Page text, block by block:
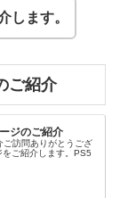
します。
ご紹介
ジのご紹介
ご訪問ありがとうござ
ご紹介します。PS5